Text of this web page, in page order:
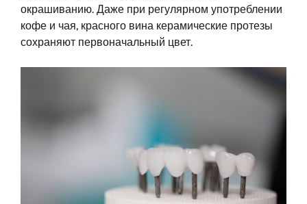
окрашиванию. Даже при регулярном употреблении
кофе и чая, красного вина керамические протезы
сохраняют первоначальный цвет.